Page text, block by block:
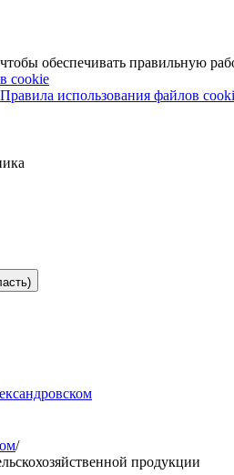
обеспечивать правильную
cookie
Правила использования файлов
/
продукции